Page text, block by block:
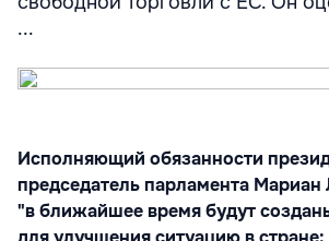
...
Исполняющий обязанности
председатель парламента Мариан
"в ближайшее время будут